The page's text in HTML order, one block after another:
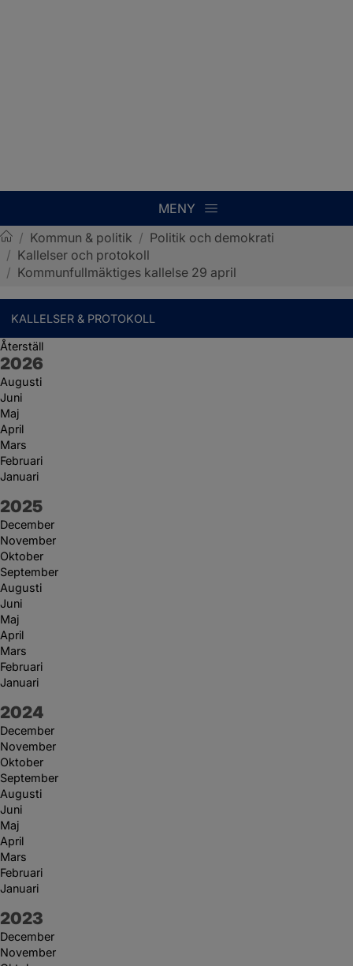
MENY
Sotenäs kommun
/ Kommun & politik / Politik och demokrati
/ Kallelser och protokoll
/ Kommunfullmäktiges kallelse 29 april
KALLELSER & PROTOKOLL
Återställ
År:
2026
Augusti
Juni
Maj
April
Mars
Februari
Januari
År:
2025
December
November
Oktober
September
Augusti
Juni
Maj
April
Mars
Februari
Januari
År:
2024
December
November
Oktober
September
Augusti
Juni
Maj
April
Mars
Februari
Januari
År:
2023
December
November